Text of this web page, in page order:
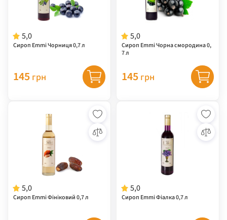
5,0
Сироп Emmi Чорниця 0,7 л
145 грн
5,0
Сироп Emmi Чорна смородина 0,
7 л
145 грн
5,0
Сироп Emmi Фініковий 0,7 л
5,0
Сироп Emmi Фіалка 0,7 л